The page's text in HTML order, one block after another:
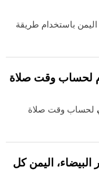
باستخدام طريقة
لحساب وقت صلاة
لحساب وقت صلاة
اليمن كل